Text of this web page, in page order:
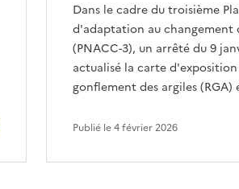
Dans le cadre du troisième
d'adaptation au changement
(PNACC-3), un arrêté du 9
actualisé la carte
gonflement des argiles (RGA)
Publié le 4 février 2026